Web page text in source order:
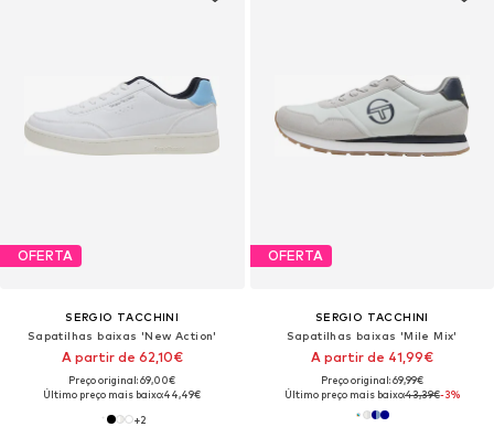
OFERTA
SERGIO TACCHINI
Sapatilhas baixas 'New Action'
A partir de 62,10€
Preço original: 69,00€
Último preço mais baixo:44,49€
+2
OFERTA
SERGIO TACCHINI
Sapatilhas baixas 'Mile Mix'
A partir de 41,99€
Preço original: 69,99€
Último preço mais baixo:43,39€-3%